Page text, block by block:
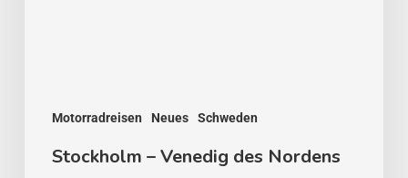
Motorradreisen Neues Schweden
Stockholm – Venedig des Nordens